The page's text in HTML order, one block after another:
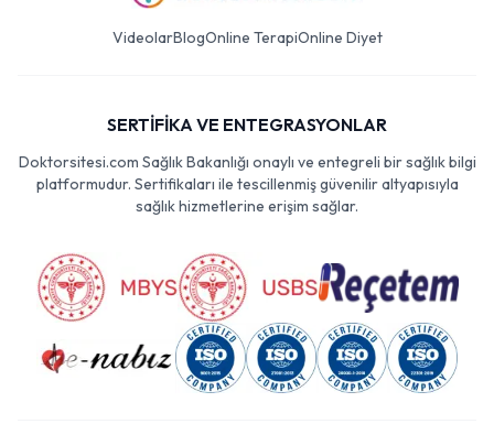
VideolarBlogOnline TerapiOnline Diyet
SERTİFİKA VE ENTEGRASYONLAR
Doktorsitesi.com Sağlık Bakanlığı onaylı ve entegreli bir sağlık bilgi
platformudur. Sertifikaları ile tescillenmiş güvenilir altyapısıyla
sağlık hizmetlerine erişim sağlar.